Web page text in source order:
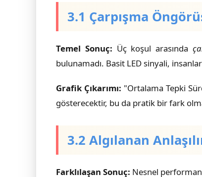
3.1 Çarpışma
Temel Sonuç: Üç koşul arasında
bulunamadı. Basit LED sinyali,
Grafik Çıkarımı: "Ortalama Tepki
gösterecektir, bu da pratik bir fark
3.2 Algılanan
Farklılaşan Sonuç: Nesnel